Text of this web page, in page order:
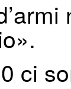
ci